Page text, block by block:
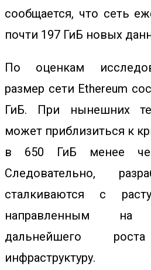
сообщается, что сеть
почти 197 ГиБ новых
По оценкам
размер сети Ethereum
ГиБ. При нынешних
может приблизиться к
в 650 ГиБ менее
Следовательно,
сталкиваются с
направленным на
дальнейшего
инфраструктуру.